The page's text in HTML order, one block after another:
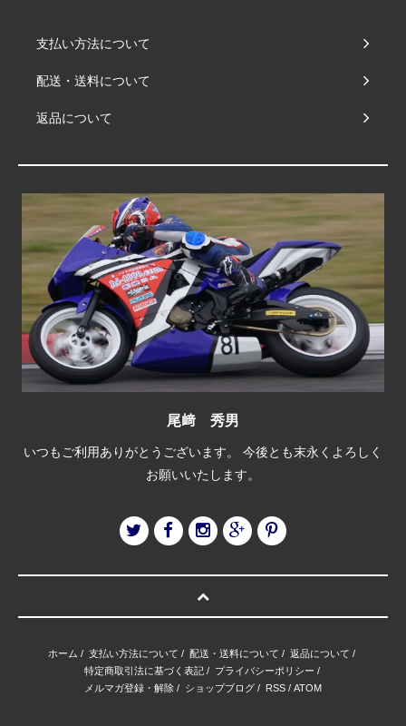
支払い方法について
配送・送料について
返品について
尾﨑 秀男
いつもご利用ありがとうございます。 今後とも末永くよろしく
お願いいたします。
ホーム / 支払い方法について / 配送・送料について / 返品について /
特定商取引法に基づく表記/ プライバシーポリシー /
メルマガ登録・解除 / ショップブログ / RSS / ATOM